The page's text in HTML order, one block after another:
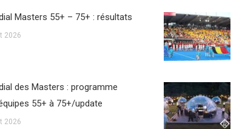
Masters 55+ – 75+ : résultats
2026
des Masters : programme
55+ à 75+/update
2026